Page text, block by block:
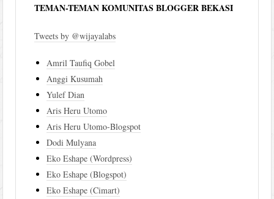
TEMAN-TEMAN KOMUNITAS BLOGGER BEKASI
Tweets by @wijayalabs
Amril Taufiq Gobel
Anggi Kusumah
Yulef Dian
Aris Heru Utomo
Aris Heru Utomo-Blogspot
Dodi Mulyana
Eko Eshape (Wordpress)
Eko Eshape (Blogspot)
Eko Eshape (Cimart)